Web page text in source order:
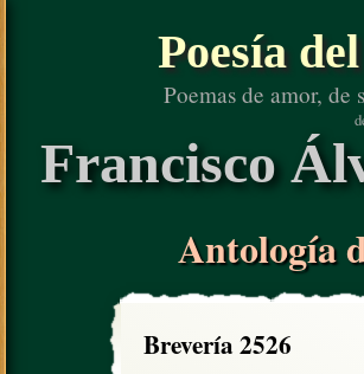
Poesía
Poemas de amor, de
Francisco
Antología
Brevería 2526